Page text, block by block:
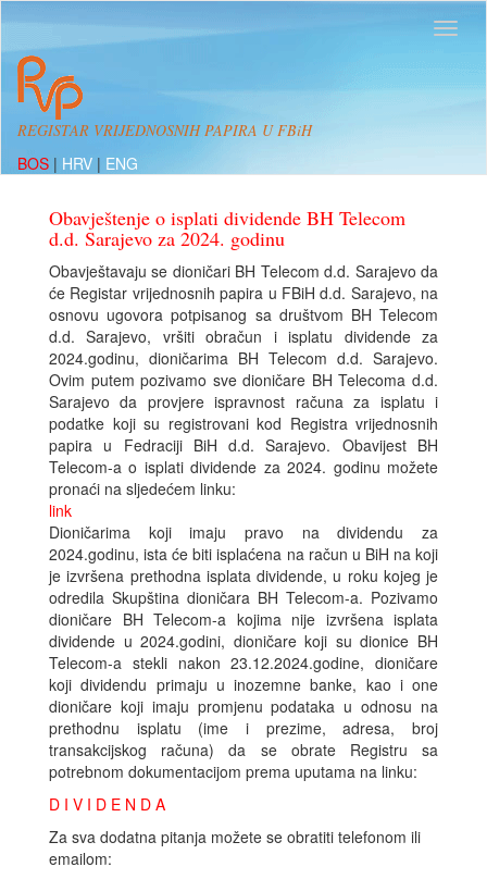
REGISTAR VRIJEDNOSNIH PAPIRA U FBiH
BOS | HRV | ENG
Obavještenje o isplati dividende BH Telecom
d.d. Sarajevo za 2024. godinu
Obavještavaju se dioničari BH Telecom d.d. Sarajevo da
će Registar vrijednosnih papira u FBiH d.d. Sarajevo, na
osnovu ugovora potpisanog sa društvom BH Telecom
d.d. Sarajevo, vršiti obračun i isplatu dividende za
2024.godinu, dioničarima BH Telecom d.d. Sarajevo.
Ovim putem pozivamo sve dioničare BH Telecoma d.d.
Sarajevo da provjere ispravnost računa za isplatu i
podatke koji su registrovani kod Registra vrijednosnih
papira u Fedraciji BiH d.d. Sarajevo. Obavijest BH
Telecom-a o isplati dividende za 2024. godinu možete
pronaći na sljedećem linku:
link
Dioničarima koji imaju pravo na dividendu za
2024.godinu, ista će biti isplaćena na račun u BiH na koji
je izvršena prethodna isplata dividende, u roku kojeg je
odredila Skupština dioničara BH Telecom-a. Pozivamo
dioničare BH Telecom-a kojima nije izvršena isplata
dividende u 2024.godini, dioničare koji su dionice BH
Telecom-a stekli nakon 23.12.2024.godine, dioničare
koji dividendu primaju u inozemne banke, kao i one
dioničare koji imaju promjenu podataka u odnosu na
prethodnu isplatu (ime i prezime, adresa, broj
transakcijskog računa) da se obrate Registru sa
potrebnom dokumentacijom prema uputama na linku:
D I V I D E N D A
Za sva dodatna pitanja možete se obratiti telefonom ili
emailom: